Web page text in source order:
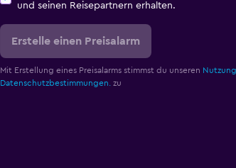
und seinen Reisepartnern erhalten.
Erstelle einen Preisalarm
Mit Erstellung eines Preisalarms stimmst du unseren
Datenschutzbestimmungen.zu